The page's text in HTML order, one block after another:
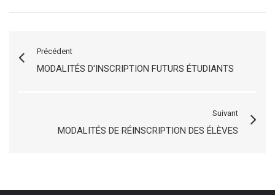
Précédent
MODALITÉS D'INSCRIPTION FUTURS ÉTUDIANTS
Suivant
MODALITÉS DE RÉINSCRIPTION DES ÉLÈVES